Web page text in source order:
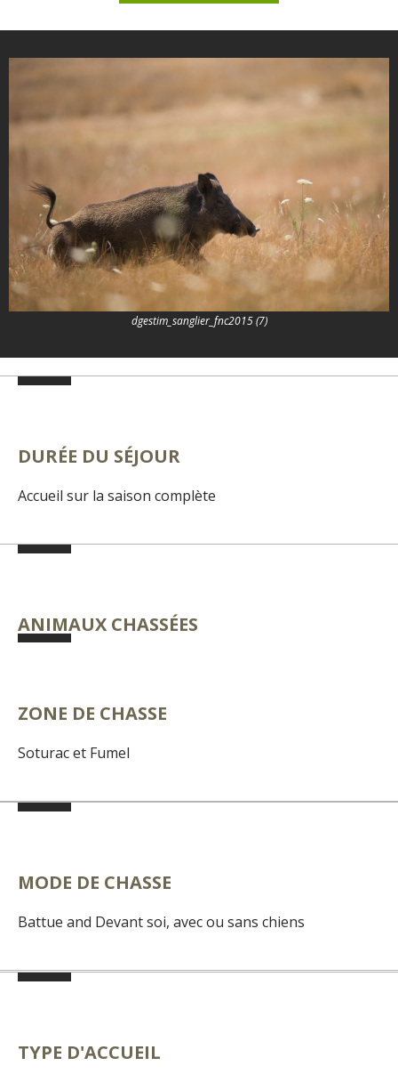
dgestim_sanglier_fnc2015 (7)
DURÉE DU SÉJOUR
Accueil sur la saison complète
ANIMAUX CHASSÉES
ZONE DE CHASSE
Soturac et Fumel
MODE DE CHASSE
Battue and Devant soi, avec ou sans chiens
TYPE D'ACCUEIL